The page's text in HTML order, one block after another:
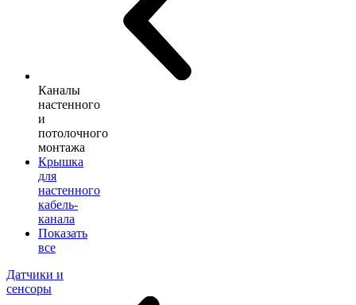
Каналы
настенного
и
потолочного
монтажа
Крышка
для
настенного
кабель-
канала
Показать
все
Датчики и
сенсоры